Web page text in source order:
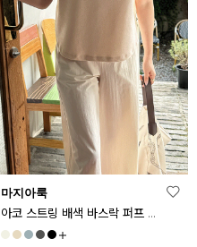
마지아룩
아코 스트링 배색 바스락 퍼프 반팔티